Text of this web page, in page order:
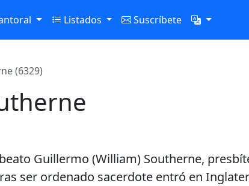
Listados Suscríbete
(6329)
Guillermo (William) Southerne,
ser ordenado sacerdote entró en